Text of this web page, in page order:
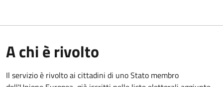
A chi è rivolto
Il servizio è rivolto ai cittadini di uno Stato membro